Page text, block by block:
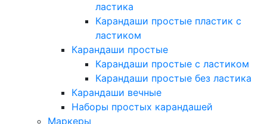
ластика
Карандаши простые пластик с
ластиком
Карандаши простые
Карандаши простые с ластиком
Карандаши простые без ластика
Карандаши вечные
Наборы простых карандашей
Маркеры